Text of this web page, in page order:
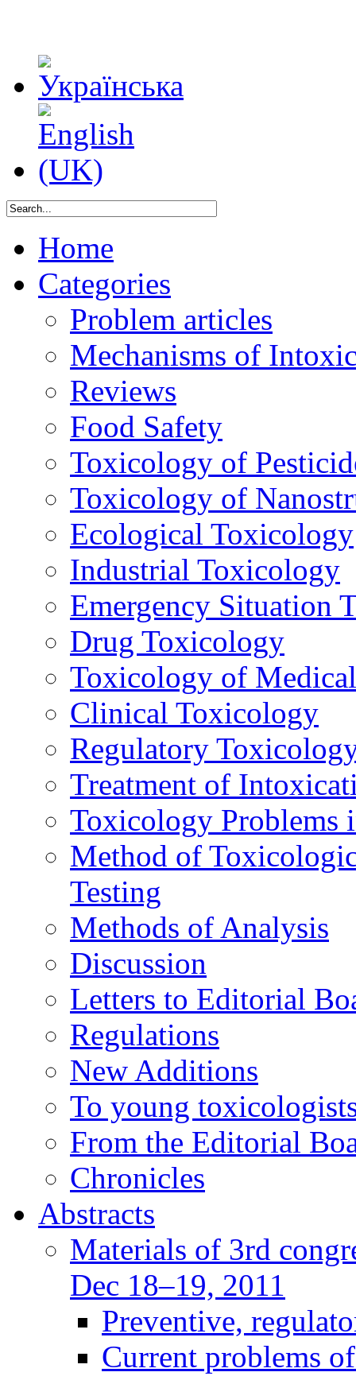
Home
Categories
Problem articles
Mechanisms of
Reviews
Food Safety
Toxicology of
Toxicology of
Ecological Toxicology
Industrial Toxicology
Emergency Situation
Drug Toxicology
Toxicology of
Clinical Toxicology
Regulatory
Treatment of
Toxicology Problems
Method of
Testing
Methods of Analysis
Discussion
Letters to Editorial
Regulations
New Additions
To young
From the Editorial
Chronicles
Abstracts
Materials of 3rd
Dec 18–19, 2011
Preventive,
Current problems